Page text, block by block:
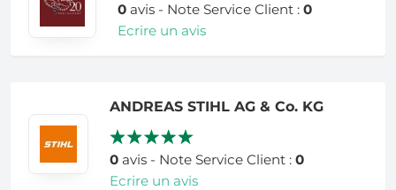
0avis - Note Service Client : 0
Ecrire un avis
ANDREAS STIHL AG & Co. KG
0 avis - Note Service Client :0
Ecrire un avis